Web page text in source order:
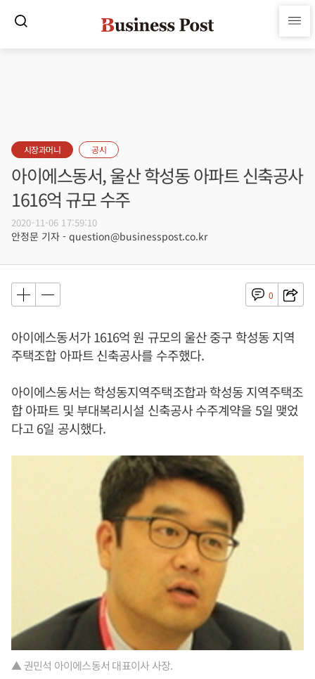
시장과머니 공시
아이에스동서, 울산 학성동 아파트 신축공사
1616억 규모 수주
2020-11-06 17:59:10
안정문 기자 - question@businesspost.co.kr
0
아이에스동서가 1616억 원 규모의 울산 중구 학성동 지역
주택조합 아파트 신축공사를 수주했다.
아이에스동서는 학성동지역주택조합과 학성동 지역주택조
합 아파트 및 부대복리시설 신축공사 수주계약을 5일 맺었
다고 6일 공시했다.
▲ 권민석 아이에스동서 대표이사 사장.